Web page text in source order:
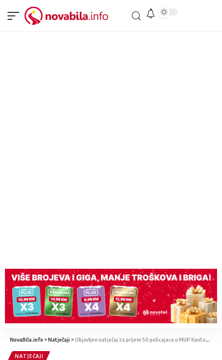
NovaBila.info >Natječaji >Objavljen natječaj za prijem 50 policajaca u MUP Kantona Središnja Bosna
NATJEČAJI